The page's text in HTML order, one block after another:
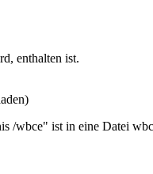
enthalten ist.
/wbce" ist in eine Datei